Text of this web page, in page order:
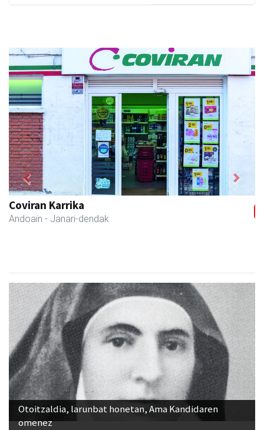
Belkoain fisioterapia zerbitzua
Andoain - Fisioterapia
Previous Next
Otoitzaldia, larunbat honetan, Ama Kandidaren
omenez